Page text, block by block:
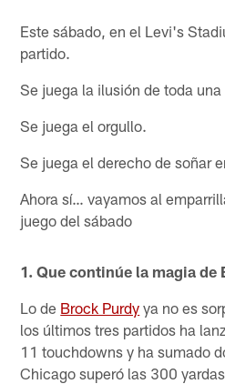
Este sábado, en el Levi's
partido.
Se juega la ilusión de toda
Se juega el orgullo.
Se juega el derecho de soñar
Ahora sí… vayamos al
juego del sábado
1. Que continúe la magia de
Lo de Brock Purdy ya no es
los últimos tres partidos ha
11 touchdowns y ha sumado
Chicago superó las 300